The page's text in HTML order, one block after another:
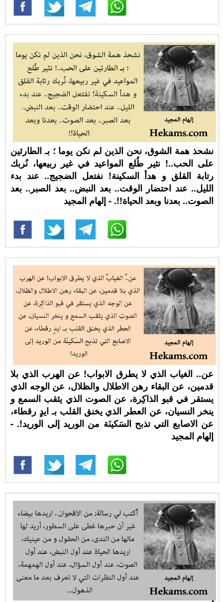
نشحذ همة الشوق، نحن الذين لم نكن يوما ؛ بـ الطارئين
على الحب..! نثير طُلع المواعيد في غير ربيعها، نُربك
رتابة القلق و هدأ السكينة! نفتعل الضجيج.. عند بدء
الليل.. عند احتضار الوقت.. بعد النبض.. بعد الصبر.. بعد
الصوت.. بعدنا وبعد الحياة!!. - إلهام المجيد
عن..⁧‫ الغياب‬⁩ الذي لا يطرق الابواب! عن الهرب الذي بلا
قدمين، عن البقاء رهن الاطلال والظلال، عن الوجه الذي
يستقر في قبو الذاكِرة، عن الصوت الذي يثقب السمع و
ينخر النسيان، عن العطر الذي يخنق القلب بـ ايدٍ رقطاء،
عن الاصابع التي تذبح السَكينَة من الوريد إلى الوريد!. -
إلهام المجيد